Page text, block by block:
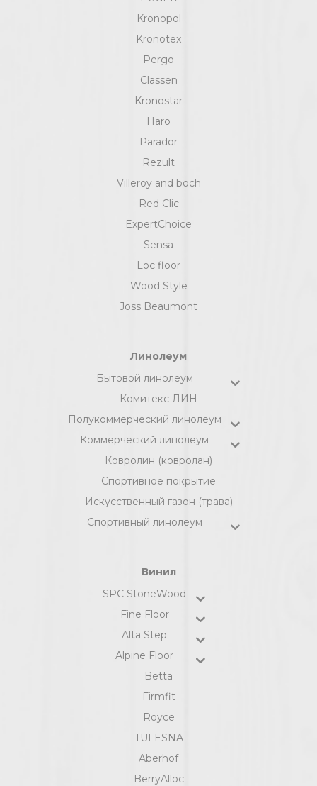
Kronopol
Kronotex
Pergo
Classen
Kronostar
Haro
Parador
Rezult
Villeroy and boch
Red Clic
ExpertChoice
Sensa
Loc floor
Wood Style
Joss Beaumont
Линолеум
Бытовой линолеум
Комитекс ЛИН
Полукоммерческий линолеум
Коммерческий линолеум
Ковролин (ковролан)
Спортивное покрытие
Искусственный газон (трава)
Спортивный линолеум
Винил
SPC StoneWood
Fine Floor
Alta Step
Alpine Floor
Betta
Firmfit
Royce
TULESNA
Aberhof
BerryAlloc